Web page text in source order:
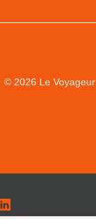
© 2026 Le Voyageur